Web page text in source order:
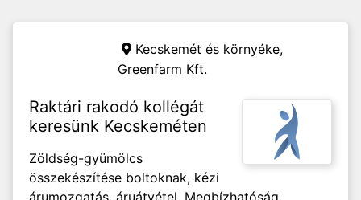
Kecskemét és környéke,
Greenfarm Kft.
Raktári rakodó kollégát
keresünk Kecskeméten
Zöldség-gyümölcs
összekészítése boltoknak, kézi
árumozgatás, áruátvétel. Megbízhatóság,